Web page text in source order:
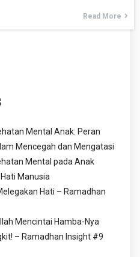
Read More
Mental Anak: Peran
Mencegah dan Mengatasi
Mental pada Anak
Manusia
Hati – Ramadhan
Mencintai Hamba-Nya
– Ramadhan Insight #9